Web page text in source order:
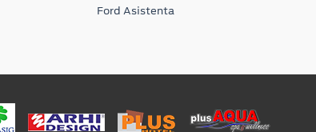
Ford Asistenta